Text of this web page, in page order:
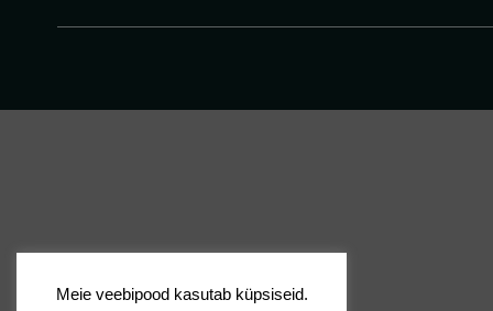
Meie veebipood kasutab küpsiseid.